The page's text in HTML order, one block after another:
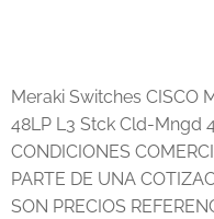
Meraki Switches CISCO
48LP L3 Stck Cld-Mngd
CONDICIONES
PARTE DE UNA
SON PRECIOS